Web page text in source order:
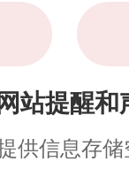
网站提醒和
供信息存